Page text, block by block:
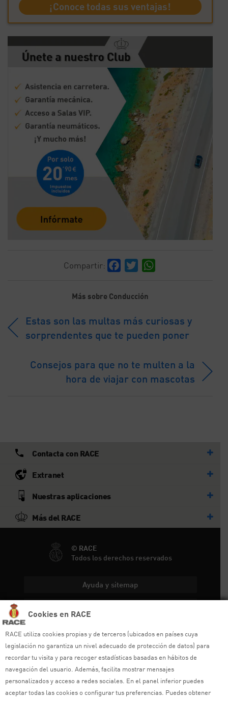
Cookies en RACE
RACE utiliza cookies propias y de terceros (ubicados en países cuya
legislación no garantiza un nivel adecuado de protección de datos) para
recordar tu visita y para recoger estadísticas basadas en hábitos de
navegación del usuario. Además, facilita mostrar mensajes
personalizados y acceso a redes sociales. En el panel inferior puedes
aceptar todas las cookies o configurar tus preferencias. Puedes obtener
¡Conoce todas sus ventajas!
Compartir: Facebook
Twitter
Más sobre Conducción
Estas son las multas más curiosas y
sorprendentes que te pueden poner
Consejos para que no te multen a la
hora de viajar con mascotas
Contacta con RACE
Extranet
Nuestras aplicaciones
Más del RACE
© RACE
Todos los derechos reservados
Ayuda y sitemap
Política de cookies
Política de venta
Política de calidad